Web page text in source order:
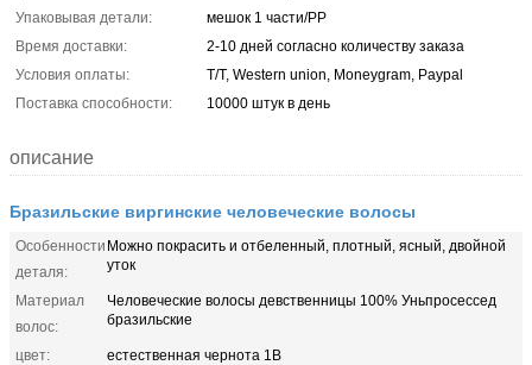
Упаковывая детали:
мешок 1 части/PP
Время доставки:
2-10 дней согласно количеству заказа
Условия оплаты:
T/T, Western union, Moneygram, Paypal
Поставка способности:
10000 штук в день
описание
Бразильские виргинские человеческие волосы
Особенности
деталя:
Можно покрасить и отбеленный, плотный, ясный, двойной
уток
Материал
волос:
Человеческие волосы девственницы 100% Уньпросессед
бразильские
цвет:
естественная чернота 1B